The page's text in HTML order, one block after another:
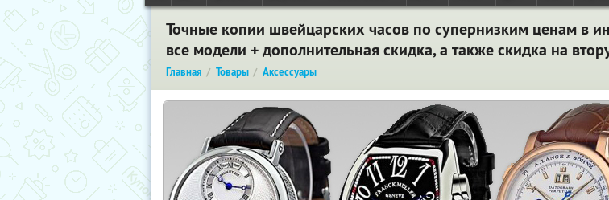
Точные копии швейцарских часов по супернизким ценам в
все модели + дополнительная скидка, а также скидка на
Главная Товары Аксессуары